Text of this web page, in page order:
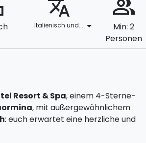
translate
Italienisch und... arrow_drop_down
people_alt
Min: 2
Personen
Resort & Spa, einem 4-Sterne-
, mit außergewöhnlichem
: euch erwartet eine herzliche und